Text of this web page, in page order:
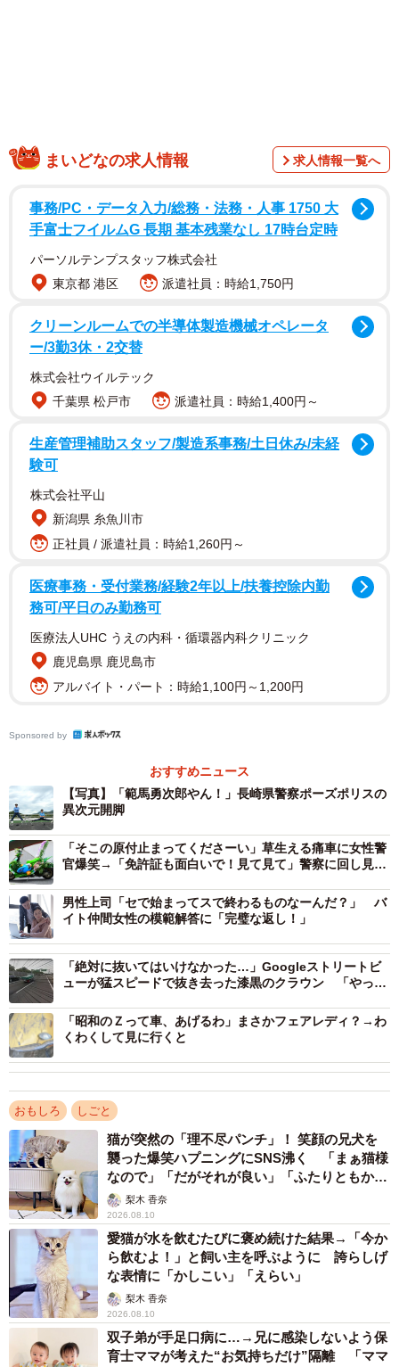
椅子2脚で180度開脚！？漫画を超えた肉体美
だ…ってことで、今日は2人で開脚っす」という威勢のいい
掛け声とともに投稿された写真です。
今日は２人で開脚っす／長崎県警察 公式Xより
そこに写っていたのは、2脚の椅子にそれぞれ足をかけ、空
中できれいに180度開脚を決める警察官の姿。しかも腕を組
んで涼しい顔をしており、一切のつらさを感じさせませ
ん。隣の警察官も、にこやかな表情で開脚を披露。この異
次元の光景に、コメント欄には驚きとツッコミの嵐が巻き
起こりました。
ネット民がざわついた「注目ポイント」
腕を組んだポーズポリスの腕に浮かび上がる、凄まじい血
管と筋肉。「腕の筋がグラップラー刃牙のそれそのものな
シリーズに登場する地上最強の生物）をほうふつさせる仕
上がった肉体に、絶賛の声が寄せられました。
激しい動きを想定しているとはいえ、180度開脚しても破れ
ない制服に対し、「ズボンの生地なんなん？なぜ破れない
んですか？」「警察の柔軟性と制服の性能に感動した」
と、まさかの耐久性に注目する声も。
また、「これどうやって乗ったの？乗ったあとに椅子を引
いたのか…」「降りるとき、どうしたの？」という純粋な
疑問が噴出。その一方で、「お二人とも脱いだ靴がちゃん
まいどなの求人情報 求人情報一覧へ
事務/PC・データ入力/総務・法務・人事 1750 大
手富士フイルムG 長期 基本残業なし 17時台定時
パーソルテンプスタッフ株式会社
東京都 港区
派遣社員：時給1,750円
クリーンルームでの半導体製造機械オペレータ
ー/3勤3休・2交替
株式会社ウイルテック
千葉県 松戸市
派遣社員：時給1,400円～
生産管理補助スタッフ/製造系事務/土日休み/未経
験可
株式会社平山
新潟県 糸魚川市
正社員 / 派遣社員：時給1,260円～
医療事務・受付業務/経験2年以上/扶養控除内勤
務可/平日のみ勤務可
医療法人UHC うえの内科・循環器内科クリニック
鹿児島県 鹿児島市
アルバイト・パート：時給1,100円～1,200円
Sponsored by
おすすめニュース
【写真】「範馬勇次郎やん！」長崎県警察ポーズポリスの
異次元開脚
「そこの原付止まってくださーい」草生える痛車に女性警
官爆笑→「免許証も面白いで！見て見て」警察に回し見さ
男性上司「セで始まってスで終わるものなーんだ？」 バ
イト仲間女性の模範解答に「完璧な返し！」
「絶対に抜いてはいけなかった…」Googleストリートビ
ューが猛スピードで抜き去った漆黒のクラウン 「やっち
「昭和のＺって車、あげるわ」まさかフェアレディ？→わ
くわくして見に行くと
おもしろ しごと
猫が突然の「理不尽パンチ」！ 笑顔の兄犬を
襲った爆笑ハプニングにSNS沸く 「まぁ猫様
なので」「だがそれが良い」「ふたりともかわ
いいね」
梨木 香奈
2026.08.10
愛猫が水を飲むたびに褒め続けた結果→「今か
ら飲むよ！」と飼い主を呼ぶように 誇らしげ
な表情に「かしこい」「えらい」
梨木 香奈
2026.08.10
双子弟が手足口病に…→兄に感染しないよう保
育士ママが考えた“お気持ちだけ”隔離 「ママ